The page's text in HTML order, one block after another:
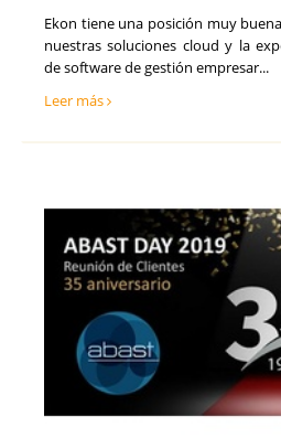
Ekon tiene una posición muy
nuestras soluciones cloud y la
de software de gestión empresar...
Leer más